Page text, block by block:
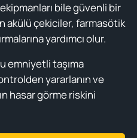
bile güvenli bir
akülü çekiciler, farmasötik
yardımcı olur.
emniyetli taşıma
yararlanın ve
hasar görme riskini